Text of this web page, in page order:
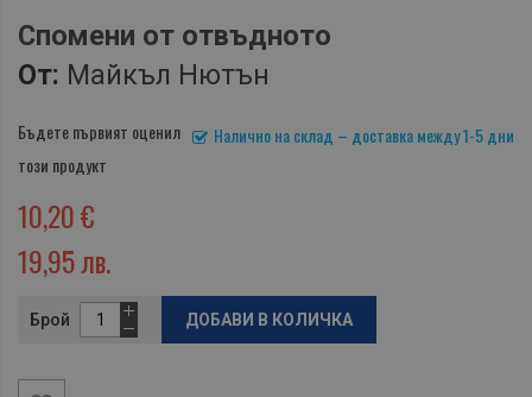
Спомени от отвъдното
От: Майкъл Нютън
Налично на склад – доставка между 1-5 дни
Бъдете първият оценил
този продукт
10,20 €
19,95 лв.
Брой ДОБАВИ В КОЛИЧКА